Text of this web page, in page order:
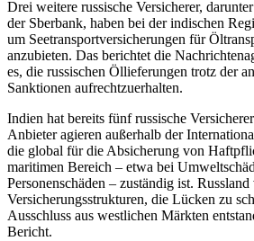
Drei weitere russische Versicherer,
der Sberbank, haben bei der indischen
um Seetransportversicherungen für
anzubieten. Das berichtet die
es, die russischen Öllieferungen trotz der
Sanktionen aufrechtzuerhalten.
Indien hat bereits fünf russische
Anbieter agieren außerhalb der
die global für die Absicherung von
maritimen Bereich – etwa bei
Personenschäden – zuständig ist.
Versicherungsstrukturen, die Lücken zu
Ausschluss aus westlichen Märkten
Bericht.